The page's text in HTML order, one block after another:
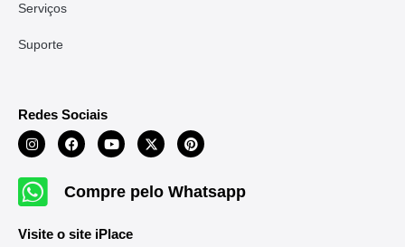
Serviços
Suporte
Redes Sociais
Compre pelo Whatsapp
Visite o site iPlace